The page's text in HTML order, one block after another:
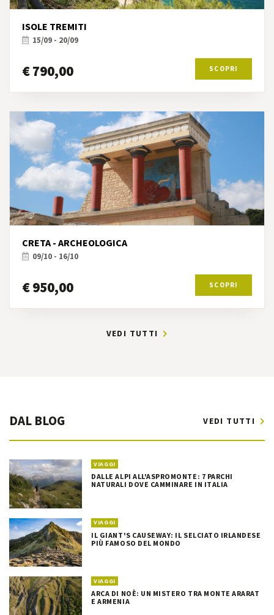
ISOLE TREMITI
15/09 - 20/09
€ 790,00 SCOPRI
CRETA - ARCHEOLOGICA
09/10 - 16/10
€ 950,00 SCOPRI
VEDI TUTTI
DAL BLOG VEDI TUTTI
VIAGGI
DALLE ALPI ALL'ASPROMONTE: 7 PARCHI
NATURALI DOVE CAMMINARE IN ITALIA
VIAGGI
IL GIANT'S CAUSEWAY: IL SELCIATO IRLANDESE
PIÙ FAMOSO DEL MONDO
VIAGGI
ARCA DI NOÈ: UN MISTERO TRA MONTE ARARAT
E ARMENIA